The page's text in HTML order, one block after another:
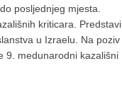
posljednjeg mjesta.
kriticara. Predstavi
u Izraelu. Na poziv
9. medunarodni kazališni